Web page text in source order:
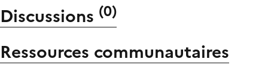
Discussions (0)
Ressources communautaires